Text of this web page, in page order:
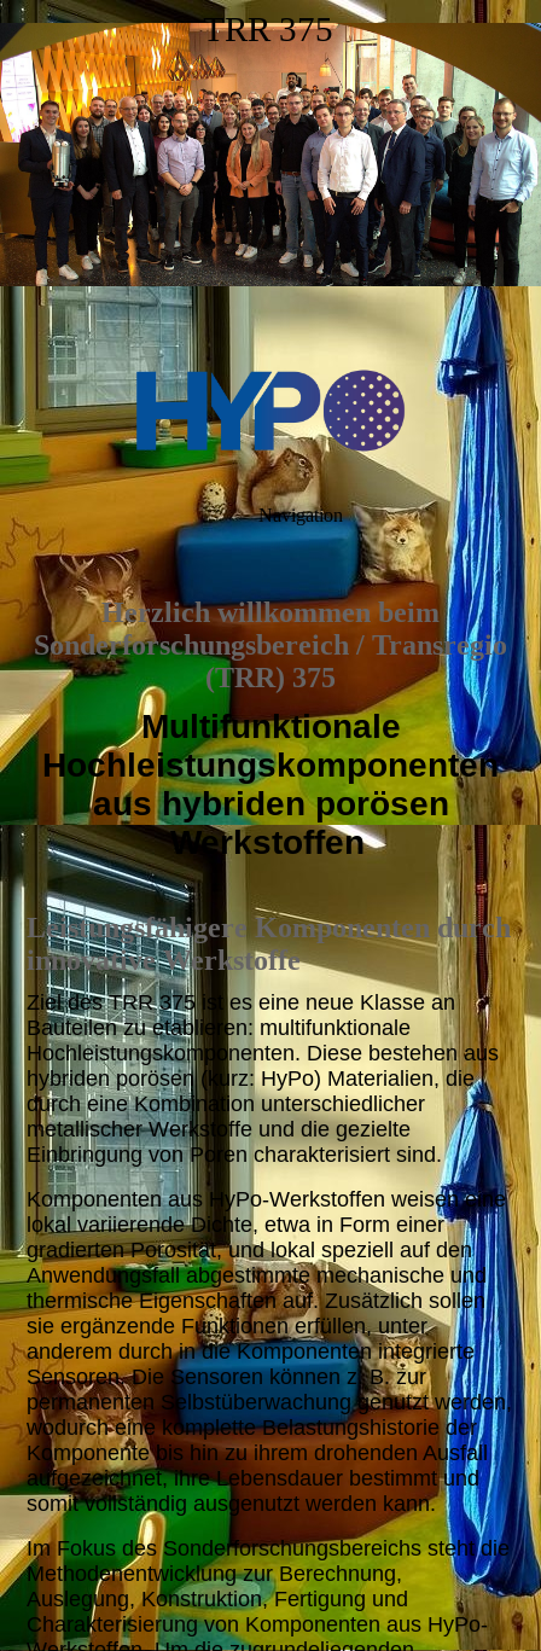
TRR 375
Navigation
Herzlich willkommen beim
Sonderforschungsbereich / Transregio
(TRR) 375
Multifunktionale
Hochleistungskomponenten
aus hybriden porösen
Werkstoffen
Leistungsfähigere Komponenten durch
innovative Werkstoffe
Ziel des TRR 375 ist es eine neue Klasse an
Bauteilen zu etablieren: multifunktionale
Hochleistungskomponenten. Diese bestehen aus
hybriden porösen (kurz: HyPo) Materialien, die
durch eine Kombination unterschiedlicher
metallischer Werkstoffe und die gezielte
Einbringung von Poren charakterisiert sind.
Komponenten aus HyPo-Werkstoffen weisen eine
lokal variierende Dichte, etwa in Form einer
gradierten Porosität, und lokal speziell auf den
Anwendungsfall abgestimmte mechanische und
thermische Eigenschaften auf. Zusätzlich sollen
sie ergänzende Funktionen erfüllen, unter
anderem durch in die Komponenten integrierte
Sensoren. Die Sensoren können z. B. zur
permanenten Selbstüberwachung genutzt werden,
wodurch eine komplette Belastungshistorie der
Komponente bis hin zu ihrem drohenden Ausfall
aufgezeichnet, ihre Lebensdauer bestimmt und
somit vollständig ausgenutzt werden kann.
Im Fokus des Sonderforschungsbereichs steht die
Methodenentwicklung zur Berechnung,
Auslegung, Konstruktion, Fertigung und
Charakterisierung von Komponenten aus HyPo-